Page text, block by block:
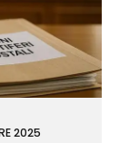
2025